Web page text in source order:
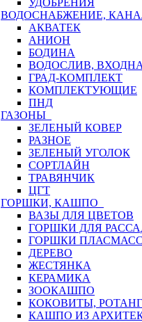
УДОБРЕНИЯ
ВОДОСНАБЖЕНИЕ,
АКВАТЕК
АНИОН
БОДИНА
ВОДОСЛИВ,
ГРАД-КОМПЛЕКТ
КОМПЛЕКТУЮЩИЕ
ПНД
ГАЗОНЫ
ЗЕЛЕНЫЙ КОВЕР
РАЗНОЕ
ЗЕЛЕНЫЙ УГОЛОК
СОРТЛАЙН
ТРАВЯНЧИК
ЦГТ
ГОРШКИ, КАШПО
ВАЗЫ ДЛЯ ЦВЕТОВ
ГОРШКИ ДЛЯ
ГОРШКИ
ДЕРЕВО
ЖЕСТЯНКА
КЕРАМИКА
ЗООКАШПО
КОКОВИТЫ, РОТАНГ
КАШПО ИЗ